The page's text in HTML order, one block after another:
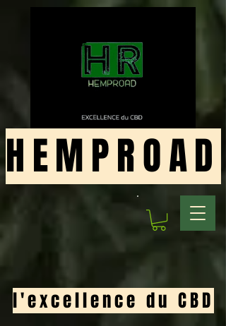
l'excellence du CBD
HEMPROAD